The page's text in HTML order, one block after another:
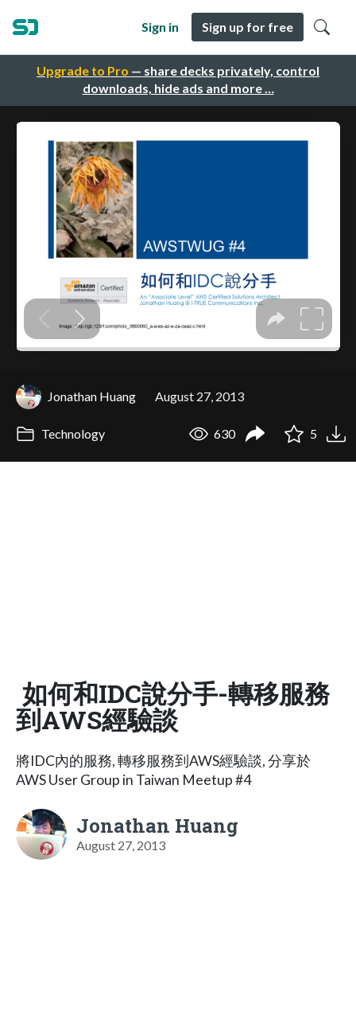
Upgrade to Pro — share decks privately, control
downloads, hide ads and more …
Sign in Sign up for free
Jonathan Huang August 27, 2013
Technology 630 5
如何和IDC說分手-轉移服務
到AWS經驗談
將IDC內的服務, 轉移服務到AWS經驗談, 分享於
AWS User Group in Taiwan Meetup #4
Jonathan Huang
August 27, 2013